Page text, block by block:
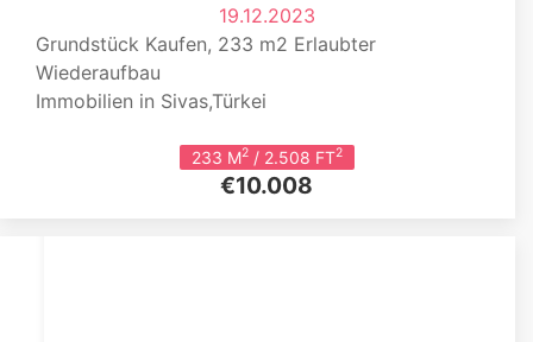
19.12.2023
Grundstück Kaufen, 233 m2 Erlaubter
Wiederaufbau
Immobilien in Sivas,Türkei
233 M2/ 2.508 FT2
€10.008